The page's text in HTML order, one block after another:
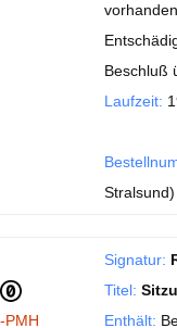
Beschluß
Laufzeit:
PMH
Signatur:
Titel:
Enthält: